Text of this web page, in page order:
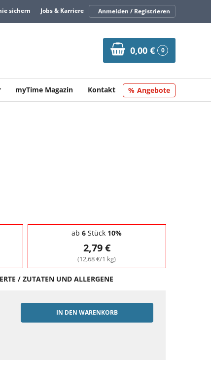
sichern Jobs & Karriere Anmelden / Registrieren
0,00 € 0
myTime Magazin Kontakt Angebote
ab 6 Stück 10%
2,79 €
(12,68 €/1 kg)
/ ZUTATEN UND ALLERGENE
IN DEN WARENKORB